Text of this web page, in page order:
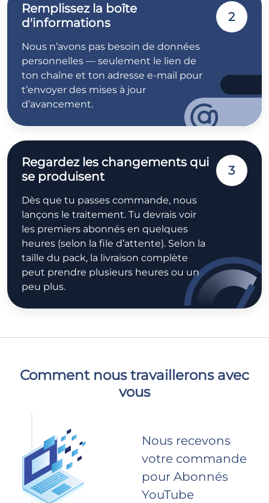
Remplissez la boîte
d'informations
Nous n’avons pas besoin de données
personnelles — seulement le lien de
ton chaîne et ton adresse e-mail pour
t’envoyer des mises à jour
d’avancement.
2
Regardez les changements qui
se produisent
Dès que tu passes commande, nous
lançons le traitement. Tu devrais voir
les premiers abonnés en quelques
heures (selon la file d’attente). Selon la
taille du pack, la livraison complète
peut prendre plusieurs heures ou un
peu plus.
3
Comment nous travaillerons avec
vous
Nous recevons
votre commande
pour Abonnés
YouTube